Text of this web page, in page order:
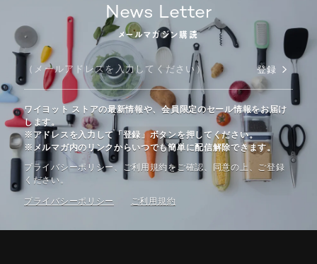
News Letter
メールマガジン購読
登録
ワイヨット ストアの最新情報や、会員限定のセール情報をお届け
します。
※アドレスを入力して「登録」ボタンを押してください。
※メルマガ内のリンクからいつでも簡単に配信解除できます。
プライバシーポリシー、ご利⽤規約をご確認、同意の上、ご登録
ください。
プライバシーポリシー ご利⽤規約